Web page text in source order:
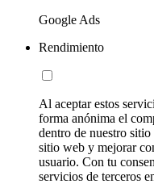
Google Ads
Rendimiento
Al aceptar estos
forma anónima el
dentro de nuestro
sitio web y mejorar
usuario. Con tu
servicios de terceros